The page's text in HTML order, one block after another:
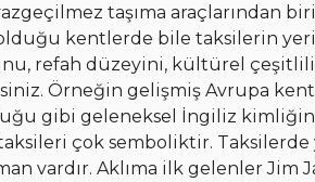
taşıma araçlarından
kentlerde bile taksilerin yeri
refah düzeyini, kültürel
Örneğin gelişmiş Avrupa
gibi geleneksel İngiliz
taksileri çok semboliktir.
vardır. Aklıma ilk gelenler Jim